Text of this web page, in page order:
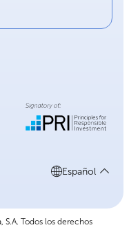
Español
S.A. Todos los derechos